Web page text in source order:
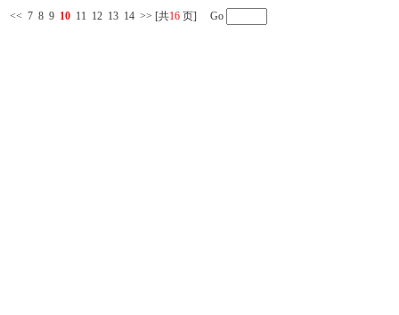
<< 7 8 9 10 11 12 13 14 >> [共16 页] Go